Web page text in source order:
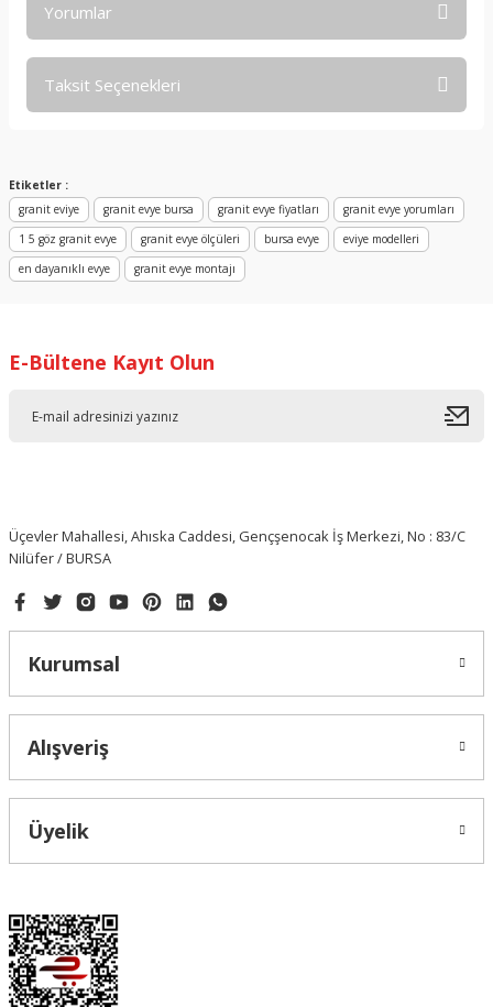
Yorumlar
Taksit Seçenekleri
Etiketler :
granit eviye
granit evye bursa granit evye fiyatları
granit evye yorumları
1 5 göz granit evye
granit evye ölçüleri bursa evye
eviye modelleri
en dayanıklı evye
granit evye montajı
E-Bültene Kayıt Olun
Üçevler Mahallesi, Ahıska Caddesi, Gençşenocak İş Merkezi, No : 83/C
Nilüfer / BURSA
Kurumsal
Alışveriş
Üyelik